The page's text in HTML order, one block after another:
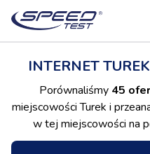
INTERNET
Porównaliśmy 45
miejscowości Turek i
w tej miejscowości na